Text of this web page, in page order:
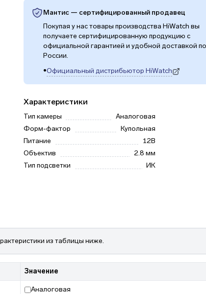
Мантис — сертифицированный продавец
Покупая у нас товары производства HiWatch вы
получаете сертифицированную продукцию с
официальной гарантией и удобной доставкой по
России.
•Официальный дистрибьютор HiWatch
(откроется в новой вкладке)
Характеристики
Тип камеры
Аналоговая
Форм-фактор
Купольная
Питание
12В
Объектив
2.8 мм
Тип подсветки
ИК
из таблицы ниже.
Значение
Аналоговая